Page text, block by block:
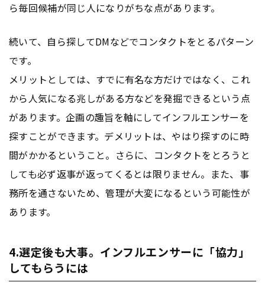
ら毎回候補が同じ人になりがちな点があります。
続いて、自ら探してDMなどでコンタクトをとるパターン
です。
メリットとしては、すでに有名な方だけではなく、これ
から人気になる兆しがある方などを発掘できるという点
があります。企画の趣旨を軸にしてインフルエンサーを
探すことができます。デメリットは、やはり探すのに時
間がかかるということ。さらに、コンタクトをとろうと
しても必ず返事が返ってくるとは限りません。また、事
務所を通さないため、管理が大変になるという可能性が
あります。
4.選定後も大事。インフルエンサーに「協力」
してもらうには